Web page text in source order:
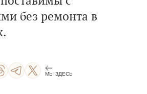
без ремонта в
МЫ ЗДЕСЬ